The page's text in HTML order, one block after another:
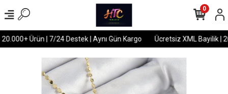
Ürün | 7/24 Destek | Aynı Gün Kargo Ücretsiz XML Bayilik |
0